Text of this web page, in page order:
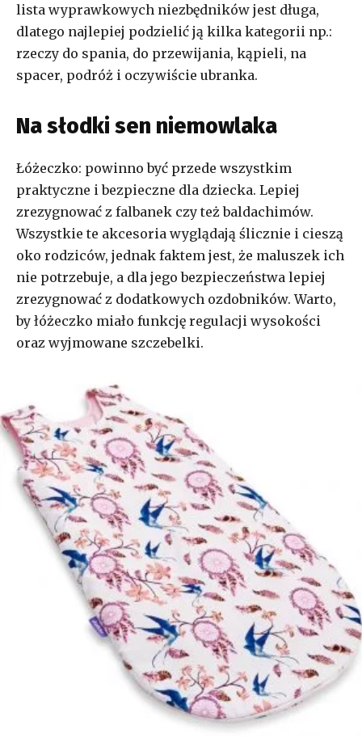
lista wyprawkowych niezbędników jest długa,
dlatego najlepiej podzielić ją kilka kategorii np.:
rzeczy do spania, do przewijania, kąpieli, na
spacer, podróż i oczywiście ubranka.
Na słodki sen niemowlaka
Łóżeczko: powinno być przede wszystkim
praktyczne i bezpieczne dla dziecka. Lepiej
zrezygnować z falbanek czy też baldachimów.
Wszystkie te akcesoria wyglądają ślicznie i cieszą
oko rodziców, jednak faktem jest, że maluszek ich
nie potrzebuje, a dla jego bezpieczeństwa lepiej
zrezygnować z dodatkowych ozdobników. Warto,
by łóżeczko miało funkcję regulacji wysokości
oraz wyjmowane szczebelki.